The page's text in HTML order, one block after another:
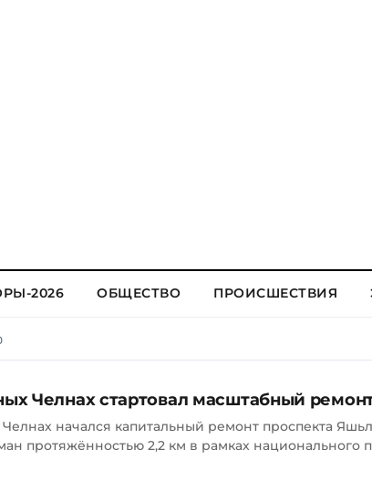
2026 ОБЩЕСТВО ПРОИСШЕСТВИЯ
Челнах стартовал масштабный
начался капитальный ремонт проспекта
протяжённостью 2,2 км в рамках национального